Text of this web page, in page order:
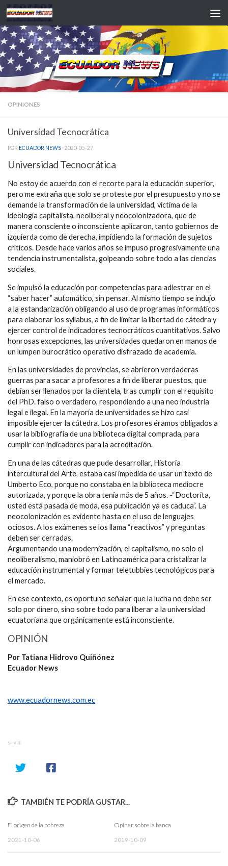
Saltar al contenido
OPINIONES
Universidad Tecnocrática
POR ECUADOR NEWS · 2020-05-27
Universidad Tecnocrática
No estoy de acuerdo con el recorte para la educación superior,
pero me extraña que solo se proteste por el presupuesto y no se
demande la transformación de la universidad, víctima de la
ideología capitalista, neoliberal y neocolonizadora, que de
manera consciente o inconsciente aplicaron, tanto gobiernos de
izquierda como de derecha, impidiendo la formación de sujetos
críticos. Desde hace varios años se impuso progresivamente una
tendencia instrumentalista, golpeando sobre todo a las ciencias
sociales.
Se impulsó la educación por competencias para adiestrar en el
“saber hacer” automático, sin pensar. Al mismo tiempo se indujo
a la estandarización obligando al uso de programas informáticos
para elaborar los syllabus, a fin de limitar la libertad de cátedra y
ejercer control de indicadores tecnocráticos cuantitativos. Salvo
honrosas excepciones, las universidades quedaron en manos de
un lumpen burocrático operativo disfrazado de academia.
En las universidades de provincias, se abrieron verdaderas
guerras para sacar a profesores a fin de liberar puestos, que
debían ser llenados por la clientela, tras cumplir con el requisito
del PhD. falso o verdadero, respondiendo a una neo industria
legal e ilegal. En la mayoría de universidades se hizo casi
imposible ejercer la cátedra. Los profesores éramos obligados a
usar la bibliografía de una biblioteca digital comprada, para
cumplir con indicadores para la acreditación.
En una de las cátedras que pude desarrollar, Historia
intercultural del Arte, estaba casi impedida de usar un texto de
Umberto Eco, porque no constaba en la biblioteca mediocre
autorizada, y porque la obra tenía más de 5 años. -“Doctorita,
usted está pasada de moda, esa publicación ya es caduca”. La
neocolonización es evidente hasta en el uso de lenguajes
ociosos. A los exámenes se los llama “reactivos” y preguntas
deben ser cerradas.
Argumentando una modernización, el capitalismo, no solo el
neoliberalismo, maniobró en Latinoamérica para cristalizar la
educación instrumental y formar teletubbies tecnológicos para
el mercado.
En ese contexto, es oportuno señalar que la lucha no debe ser
solo por dinero, sino sobre todo para liberar a la universidad
ecuatoriana que orgánicamente está inconsciente.
OPINIÓN
Por Tatiana Hidrovo Quiñónez
Ecuador News
www.ecuadornews.com.ec
SHARE
TAMBIÉN TE PODRÍA GUSTAR...
El origen de la pobreza
2021-10-06
Opinar sobre la banca
2019-10-09